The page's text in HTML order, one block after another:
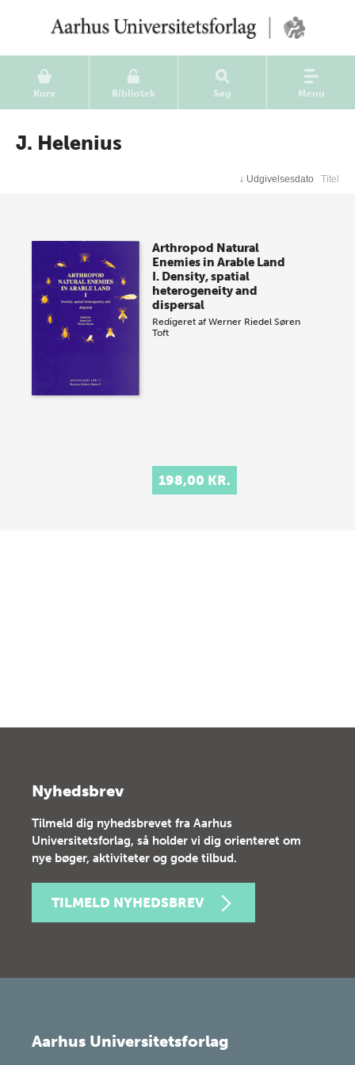
Kurv Bibliotek Søg Menu
J. Helenius
↓ Udgivelsesdato Titel
Arthropod Natural
Enemies in Arable Land
I. Density, spatial
heterogeneity and
dispersal
Redigeret afWerner Riedel Søren
Toft
198,00 KR.
Nyhedsbrev
Tilmeld dig nyhedsbrevet fra Aarhus
Universitetsforlag, så holder vi dig orienteret om
nye bøger, aktiviteter og gode tilbud.
TILMELD NYHEDSBREV
Aarhus Universitetsforlag